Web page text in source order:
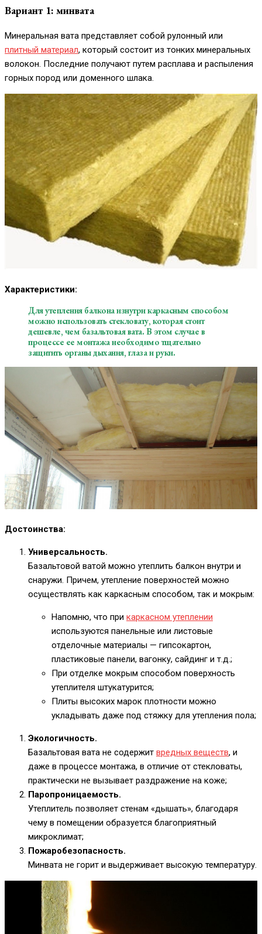
Вариант 1: минвата
Минеральная вата представляет собой рулонный или
плитный материал, который состоит из тонких минеральных
волокон. Последние получают путем расплава и распыления
горных пород или доменного шлака.
Характеристики:
Для утепления балкона изнутри каркасным способом
можно использовать стекловату, которая стоит
дешевле, чем базальтовая вата. В этом случае в
процессе ее монтажа необходимо тщательно
защитить органы дыхания, глаза и руки.
Достоинства:
Универсальность.
Базальтовой ватой можно утеплить балкон внутри и
снаружи. Причем, утепление поверхностей можно
осуществлять как каркасным способом, так и мокрым:
Напомню, что при каркасном утеплении
используются панельные или листовые
отделочные материалы — гипсокартон,
пластиковые панели, вагонку, сайдинг и т.д.;
При отделке мокрым способом поверхность
утеплителя штукатурится;
Плиты высоких марок плотности можно
укладывать даже под стяжку для утепления пола;
Экологичность.
Базальтовая вата не содержит вредных веществ, и
даже в процессе монтажа, в отличие от стекловаты,
практически не вызывает раздражение на коже;
Паропроницаемость.
Утеплитель позволяет стенам «дышать», благодаря
чему в помещении образуется благоприятный
микроклимат;
Пожаробезопасность.
Минвата не горит и выдерживает высокую температуру.